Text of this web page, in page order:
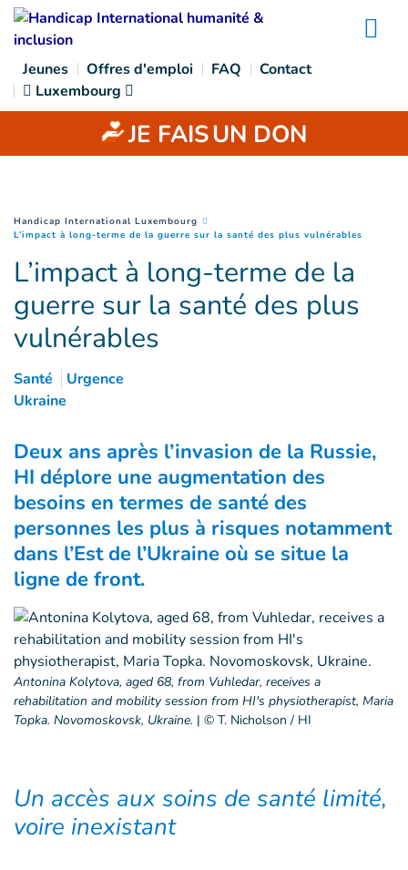
Goto main content
Jeunes Offres d'emploi FAQ
Contact
Luxembourg
JE FAISUN DON
You are here :
Handicap International Luxembourg
L’impact à long-terme de la guerre sur la santé des plus vulnérables
L’impact à long-terme de la
guerre sur la santé des plus
vulnérables
Santé
Urgence
Ukraine
Deux ans après l’invasion de la Russie,
HI déplore une augmentation des
besoins en termes de santé des
personnes les plus à risques notamment
dans l’Est de l’Ukraine où se situe la
ligne de front.
Antonina Kolytova, aged 68, from Vuhledar, receives a
rehabilitation and mobility session from HI's physiotherapist, Maria
Topka. Novomoskovsk, Ukraine. | © T. Nicholson / HI
Un accès aux soins de santé limité,
voire inexistant